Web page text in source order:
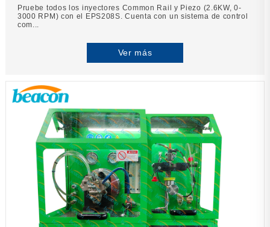
Pruebe todos los inyectores Common Rail y Piezo (2.6KW, 0-
3000 RPM) con el EPS208S. Cuenta con un sistema de control
com...
Ver más